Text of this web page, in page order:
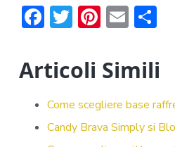
F
e
b
o
ok
T
it
te
r
Pi
er
e
st
E
ai
l
C
n
di
vi
di
Articoli Simili
Come scegliere base
Candy Brava Simply si